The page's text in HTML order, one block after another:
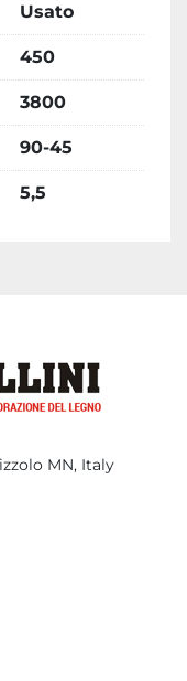
Usato
450
3800
90-45
5,5
MN, Italy